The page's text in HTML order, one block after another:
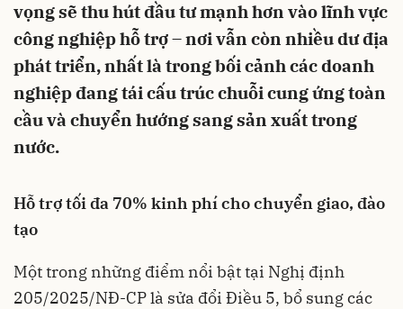
vọng sẽ thu hút đầu tư mạnh hơn vào lĩnh vực
công nghiệp hỗ trợ – nơi vẫn còn nhiều dư địa
phát triển, nhất là trong bối cảnh các doanh
nghiệp đang tái cấu trúc chuỗi cung ứng toàn
cầu và chuyển hướng sang sản xuất trong
nước.
Hỗ trợ tối đa 70% kinh phí cho chuyển giao, đào
tạo
Một trong những điểm nổi bật tại Nghị định
205/2025/NĐ-CP là sửa đổi Điều 5, bổ sung các